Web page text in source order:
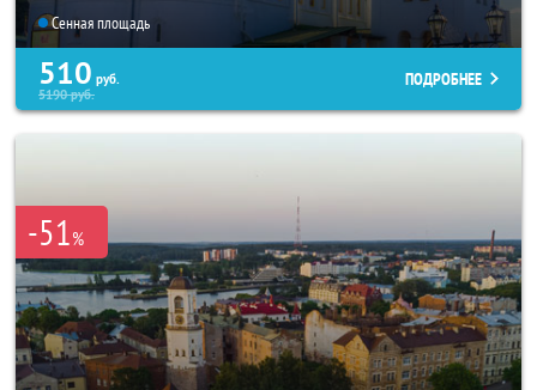
Сенная площадь
510 руб.
5190руб.
ПОДРОБНЕЕ
-51%